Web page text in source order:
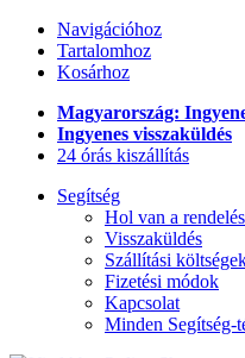
Navigációhoz
Tartalomhoz
Kosárhoz
Magyarország:
Ingyenes visszaküldés
24 órás kiszállítás
Segítség
Hol van a
Visszaküldés
Szállítási
Fizetési módok
Kapcsolat
Minden Segítség-